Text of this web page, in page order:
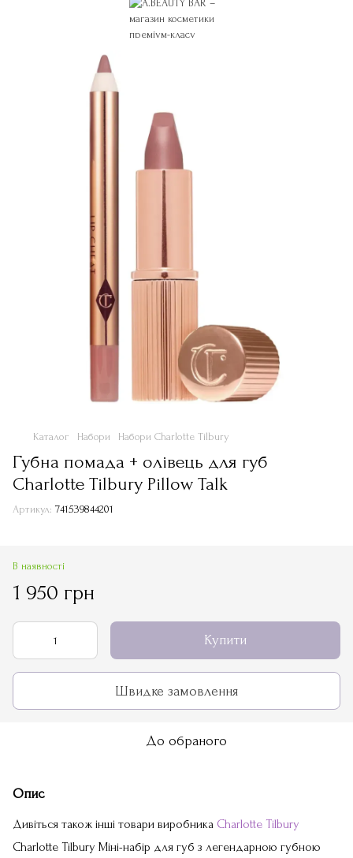
Каталог Набори Набори Charlotte Tilbury
Губна помада + олівець для губ
Charlotte Tilbury Pillow Talk
Артикул: 741539844201
В наявності
1 950 грн
Купити
Швидке замовлення
До обраного
Опис
Дивіться також інші товари виробника Charlotte Tilbury
Charlotte Tilbury Міні-набір для губ з легендарною губною